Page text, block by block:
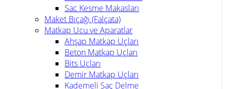
Sac Kesme Makasları
Maket Bıçağı (Falçata)
Matkap Ucu ve Aparatlar
Ahşap Matkap Uçları
Beton Matkap Uçları
Bits Uçları
Demir Matkap Uçları
Kademeli Saç Delme